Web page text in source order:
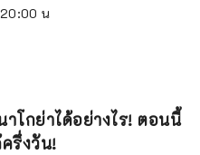
20:00 น
โกย่าได้อย่างไร! ตอนนี้
รึ่งวัน!